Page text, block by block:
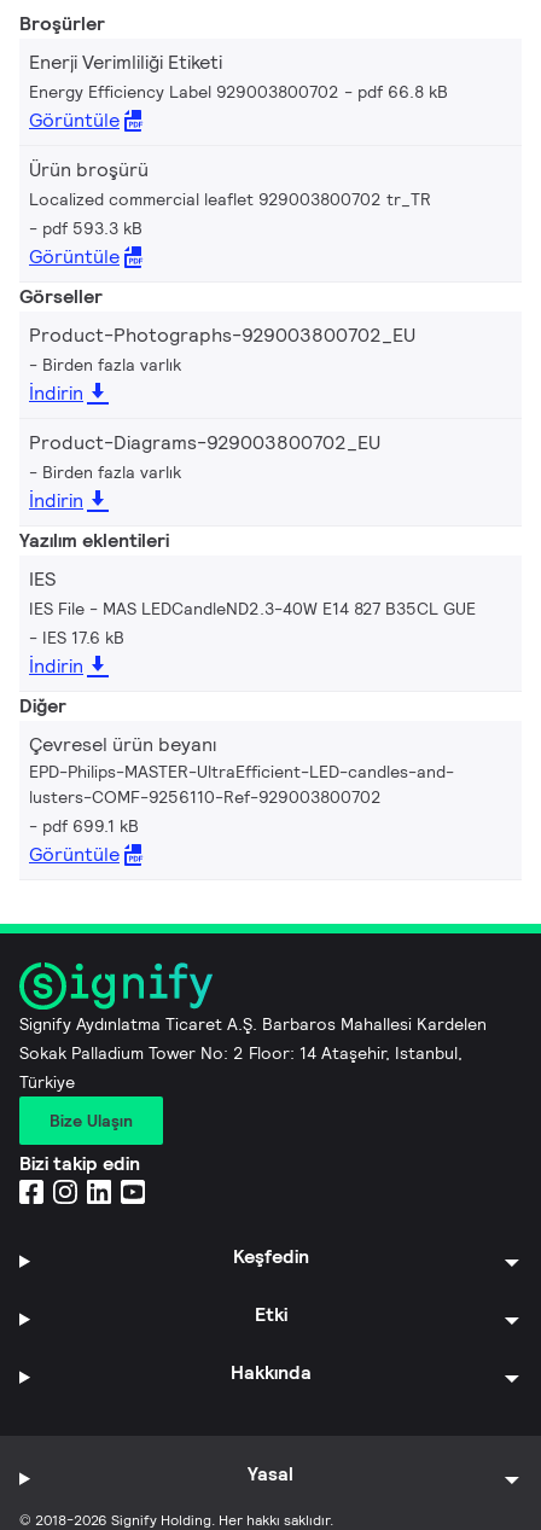
Broşürler
Enerji Verimliliği Etiketi
Energy Efficiency Label 929003800702 pdf 66.8 kB
Görüntüle
Ürün broşürü
Localized commercial leaflet 929003800702 tr_TR
pdf 593.3 kB
Görüntüle
Görseller
Product-Photographs-929003800702_EU
Birden fazla varlık
İndirin
Product-Diagrams-929003800702_EU
Birden fazla varlık
İndirin
Yazılım eklentileri
IES
IES File - MAS LEDCandleND2.3-40W E14 827 B35CL GUE
IES 17.6 kB
İndirin
Diğer
Çevresel ürün beyanı
EPD-Philips-MASTER-UltraEfficient-LED-candles-and-
lusters-COMF-9256110-Ref-929003800702
pdf 699.1 kB
Görüntüle
Signify Aydınlatma Ticaret A.Ş. Barbaros Mahallesi Kardelen
Sokak Palladium Tower No: 2 Floor: 14 Ataşehir, Istanbul,
Türkiye
Bize Ulaşın
Bizi takip edin
Keşfedin
Etki
Hakkında
© 2018-2026 Signify Holding. Her hakkı saklıdır.
Yasal